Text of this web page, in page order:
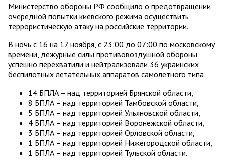
Министерство обороны РФ сообщило о предотвращении
очередной попытки киевского режима осуществить
террористическую атаку на российские территории.
В ночь с 16 на 17 ноября, с 23:00 до 07:00 по московскому
времени, дежурные силы противовоздушной обороны
успешно перехватили и нейтрализовали 36 украинских
беспилотных летательных аппаратов самолетного типа:
14 БПЛА – над территорией Брянской области,
8 БПЛА – над территорией Тамбовской области,
5 БПЛА – над территорией Ульяновской области,
4 БПЛА – над территорией Воронежской области,
3 БПЛА – над территорией Орловской области,
1 БПЛА – над территорией Нижегородской области,
1 БПЛА – над территорией Тульской области.